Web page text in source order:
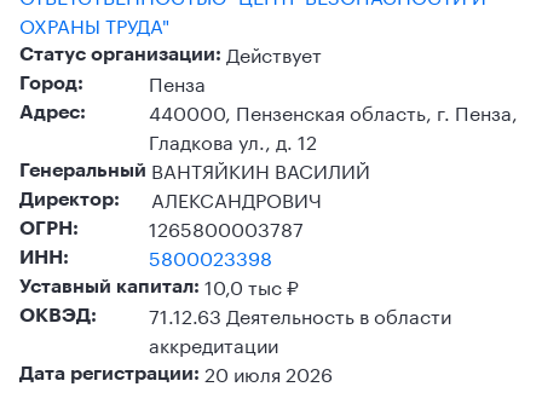
ОХРАНЫ ТРУДА"
Статус организации: Действует
Город: Пенза
Адрес:
440000, Пензенская область, г. Пенза,
Гладкова ул., д. 12
Генеральный
Директор:
ВАНТЯЙКИН ВАСИЛИЙ
АЛЕКСАНДРОВИЧ
ОГРН: 1265800003787
ИНН: 5800023398
Уставный капитал: 10,0 тыс ₽
ОКВЭД:
71.12.63 Деятельность в области
аккредитации
Дата регистрации: 20 июля 2026